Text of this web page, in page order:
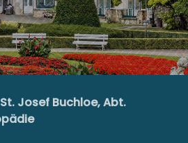
Josef Buchloe, Abt.